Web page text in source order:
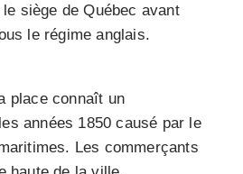
siège de Québec avant
le régime anglais.
place connaît un
années 1850 causé par le
Les commerçants